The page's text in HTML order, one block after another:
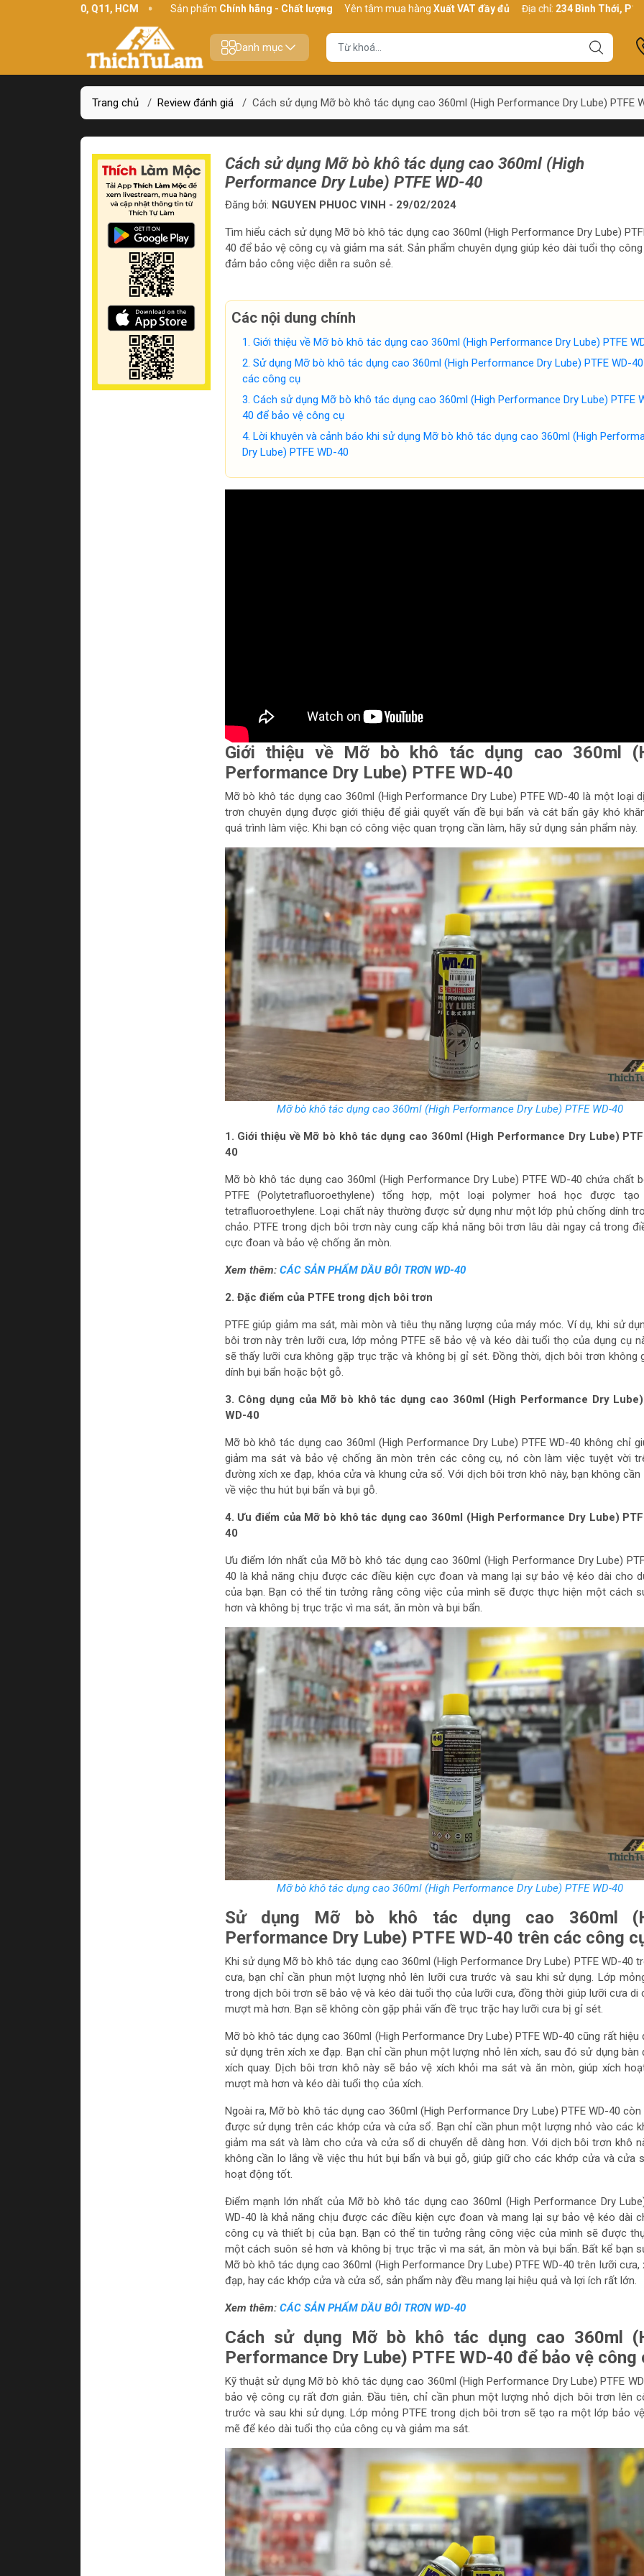
Thới, P10, Q11, HCM Sản phẩmChính hãng - Chất lượng Yên tâm mua hàngXuất VAT đầy đủ Địa chỉ: 234 Bình Thới, P10, Q11,
Danh mục
Trang chủ / Review đánh giá / Cách sử dụng Mỡ bò khô tác dụng cao 360ml (High Performance Dry Lube) PTFE
Cách sử dụng Mỡ bò khô tác dụng cao 360ml (High
Performance Dry Lube) PTFE WD-40
Đăng bởi: NGUYEN PHUOC VINH - 29/02/2024
Tìm hiểu cách sử dụng Mỡ bò khô tác dụng cao 360ml (High Performance Dry Lube)
40 để bảo vệ công cụ và giảm ma sát. Sản phẩm chuyên dụng giúp kéo dài tuổi thọ
đảm bảo công việc diễn ra suôn sẻ.
Các nội dung chính
Giới thiệu về Mỡ bò khô tác dụng cao 360ml (High Performance Dry Lube) PTFE
Sử dụng Mỡ bò khô tác dụng cao 360ml (High Performance Dry Lube) PTFE WD-
các công cụ
Cách sử dụng Mỡ bò khô tác dụng cao 360ml (High Performance Dry Lube) PTFE
40 để bảo vệ công cụ
Lời khuyên và cảnh báo khi sử dụng Mỡ bò khô tác dụng cao 360ml (High
Dry Lube) PTFE WD-40
Giới thiệu về Mỡ bò khô tác dụng cao 360ml
Performance Dry Lube) PTFE WD-40
Mỡ bò khô tác dụng cao 360ml (High Performance Dry Lube) PTFE WD-40 là một loại
trơn chuyên dụng được giới thiệu để giải quyết vấn đề bụi bẩn và cát bẩn gây khó
quá trình làm việc. Khi bạn có công việc quan trọng cần làm, hãy sử dụng sản phẩm này.
Mỡ bò khô tác dụng cao 360ml (High Performance Dry Lube) PTFE WD-40
1. Giới thiệu về Mỡ bò khô tác dụng cao 360ml (High Performance Dry Lube)
40
Mỡ bò khô tác dụng cao 360ml (High Performance Dry Lube) PTFE WD-40 chứa chất
PTFE (Polytetrafluoroethylene) tổng hợp, một loại polymer hoá học được
tetrafluoroethylene. Loại chất này thường được sử dụng như một lớp phủ chống dính
chảo. PTFE trong dịch bôi trơn này cung cấp khả năng bôi trơn lâu dài ngay cả trong
cực đoan và bảo vệ chống ăn mòn.
Xem thêm: CÁC SẢN PHẨM DẦU BÔI TRƠN WD-40
2. Đặc điểm của PTFE trong dịch bôi trơn
PTFE giúp giảm ma sát, mài mòn và tiêu thụ năng lượng của máy móc. Ví dụ, khi sử
bôi trơn này trên lưỡi cưa, lớp mỏng PTFE sẽ bảo vệ và kéo dài tuổi thọ của dụng cụ
sẽ thấy lưỡi cưa không gặp trục trặc và không bị gỉ sét. Đồng thời, dịch bôi trơn không
dính bụi bẩn hoặc bột gỗ.
3. Công dụng của Mỡ bò khô tác dụng cao 360ml (High Performance Dry
WD-40
Mỡ bò khô tác dụng cao 360ml (High Performance Dry Lube) PTFE WD-40 không chỉ
giảm ma sát và bảo vệ chống ăn mòn trên các công cụ, nó còn làm việc tuyệt vời
đường xích xe đạp, khóa cửa và khung cửa sổ. Với dịch bôi trơn khô này, bạn không cần
về việc thu hút bụi bẩn và bụi gỗ.
4. Ưu điểm của Mỡ bò khô tác dụng cao 360ml (High Performance Dry Lube)
40
Ưu điểm lớn nhất của Mỡ bò khô tác dụng cao 360ml (High Performance Dry Lube)
40 là khả năng chịu được các điều kiện cực đoan và mang lại sự bảo vệ kéo dài cho
của bạn. Bạn có thể tin tưởng rằng công việc của mình sẽ được thực hiện một cách
hơn và không bị trục trặc vì ma sát, ăn mòn và bụi bẩn.
Mỡ bò khô tác dụng cao 360ml (High Performance Dry Lube) PTFE WD-40
Sử dụng Mỡ bò khô tác dụng cao 360ml
Performance Dry Lube) PTFE WD-40 trên các công
Khi sử dụng Mỡ bò khô tác dụng cao 360ml (High Performance Dry Lube) PTFE WD-40
cưa, bạn chỉ cần phun một lượng nhỏ lên lưỡi cưa trước và sau khi sử dụng. Lớp
trong dịch bôi trơn sẽ bảo vệ và kéo dài tuổi thọ của lưỡi cưa, đồng thời giúp lưỡi cưa di
mượt mà hơn. Bạn sẽ không còn gặp phải vấn đề trục trặc hay lưỡi cưa bị gỉ sét.
Mỡ bò khô tác dụng cao 360ml (High Performance Dry Lube) PTFE WD-40 cũng rất hiệu
sử dụng trên xích xe đạp. Bạn chỉ cần phun một lượng nhỏ lên xích, sau đó sử dụng bàn
xích quay. Dịch bôi trơn khô này sẽ bảo vệ xích khỏi ma sát và ăn mòn, giúp xích
mượt mà hơn và kéo dài tuổi thọ của xích.
Ngoài ra, Mỡ bò khô tác dụng cao 360ml (High Performance Dry Lube) PTFE WD-40
được sử dụng trên các khớp cửa và cửa sổ. Bạn chỉ cần phun một lượng nhỏ vào các
giảm ma sát và làm cho cửa và cửa sổ di chuyển dễ dàng hơn. Với dịch bôi trơn khô
không cần lo lắng về việc thu hút bụi bẩn và bụi gỗ, giúp giữ cho các khớp cửa và cửa
hoạt động tốt.
Điểm mạnh lớn nhất của Mỡ bò khô tác dụng cao 360ml (High Performance Dry
WD-40 là khả năng chịu được các điều kiện cực đoan và mang lại sự bảo vệ kéo dài
công cụ và thiết bị của bạn. Bạn có thể tin tưởng rằng công việc của mình sẽ được
một cách suôn sẻ hơn và không bị trục trặc vì ma sát, ăn mòn và bụi bẩn. Bất kể bạn
Mỡ bò khô tác dụng cao 360ml (High Performance Dry Lube) PTFE WD-40 trên lưỡi cưa,
đạp, hay các khớp cửa và cửa sổ, sản phẩm này đều mang lại hiệu quả và lợi ích rất lớn.
Xem thêm: CÁC SẢN PHẨM DẦU BÔI TRƠN WD-40
Cách sử dụng Mỡ bò khô tác dụng cao 360ml
Performance Dry Lube) PTFE WD-40 để bảo vệ công
Kỹ thuật sử dụng Mỡ bò khô tác dụng cao 360ml (High Performance Dry Lube) PTFE
bảo vệ công cụ rất đơn giản. Đầu tiên, chỉ cần phun một lượng nhỏ dịch bôi trơn lên
trước và sau khi sử dụng. Lớp mỏng PTFE trong dịch bôi trơn sẽ tạo ra một lớp bảo
mẽ để kéo dài tuổi thọ của công cụ và giảm ma sát.